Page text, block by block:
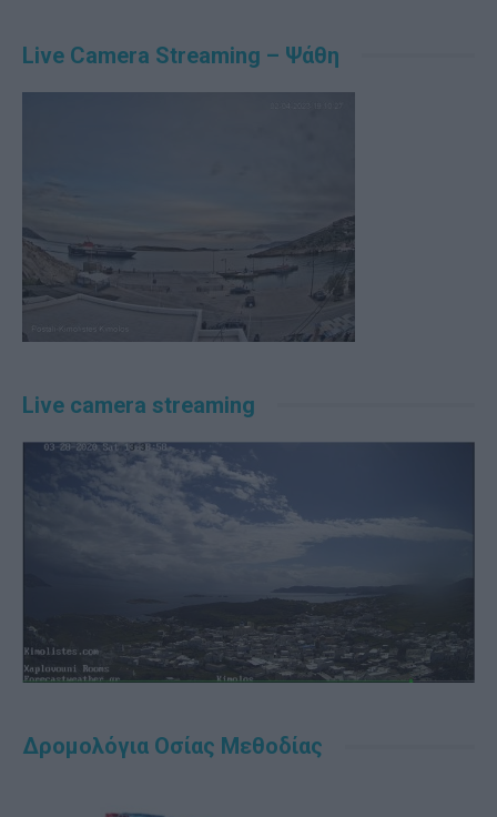
Live Camera Streaming – Ψάθη
Live camera streaming
Δρομολόγια Οσίας Μεθοδίας